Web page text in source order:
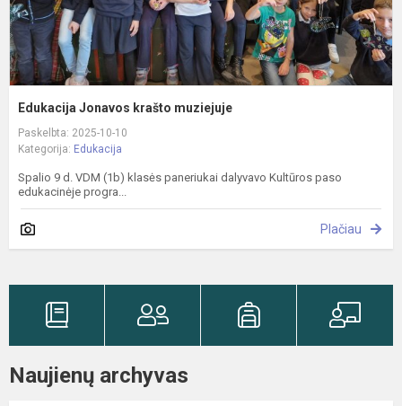
Edukacija Jonavos krašto muziejuje
Paskelbta: 2025-10-10
Kategorija: Edukacija
Spalio 9 d. VDM (1b) klasės paneriukai dalyvavo Kultūros paso
edukacinėje progra...
Plačiau
Naujienų archyvas